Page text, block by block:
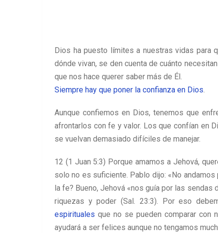
Dios ha puesto límites a nuestras vidas para
dónde vivan, se den cuenta de cuánto
que nos hace querer saber más de Él.
Siempre hay que poner la confianza en Dios.
Aunque confiemos en Dios, tenemos que
afrontarlos con fe y valor. Los que confían en
se vuelvan demasiado difíciles de manejar.
12 (1 Juan 5:3) Porque amamos a Jehová,
solo no es suficiente. Pablo dijo: «No
la fe? Bueno, Jehová «nos guía por las sendas
riquezas y poder (Sal. 23:3). Por eso
espirituales que no se pueden comparar con
ayudará a ser felices aunque no tengamos